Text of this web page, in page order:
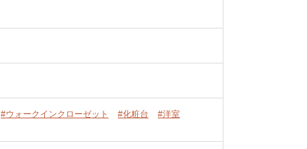
#ウォークインクローゼット #化粧台
#洋室